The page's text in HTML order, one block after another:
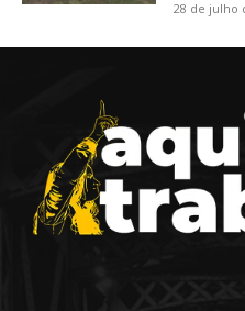
28 de julho